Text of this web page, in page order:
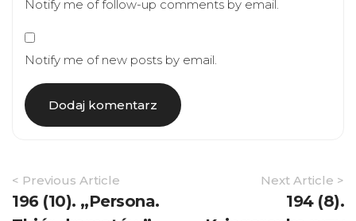
Notify me of follow-up comments by email.
Notify me of new posts by email.
Article
Navigation
< Previous Article
196 (10). „Persona.
Next Article >
194 (8).